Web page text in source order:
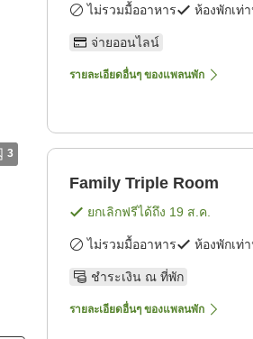
3
ไม่รวมมื้ออาหาร ห้องพักเท่
จ่ายออนไลน์
รายละเอียดอื่นๆ ของแพลนพัก
Family Triple Room
ยกเลิกฟรีได้ถึง 19 ส.ค.
ไม่รวมมื้ออาหาร ห้องพักเท่
ชำระเงิน ณ ที่พัก
รายละเอียดอื่นๆ ของแพลนพัก